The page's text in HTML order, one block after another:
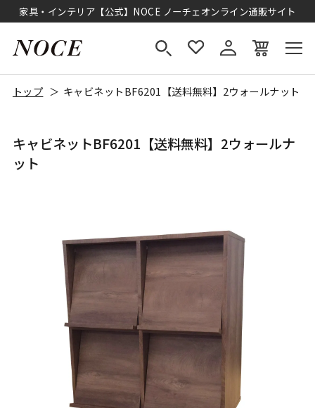
家具・インテリア【公式】NOCE ノーチェオンライン通販サイト
トップ キャビネットBF6201【送料無料】2ウォールナット
キャビネットBF6201【送料無料】2ウォールナ
ット